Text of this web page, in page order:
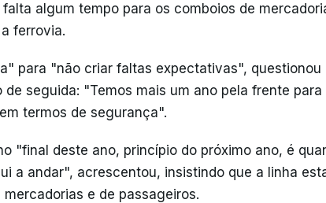
falta algum tempo para os comboios de
ferrovia.
para "não criar faltas expectativas", questionou
de seguida: "Temos mais um ano pela frente
termos de segurança".
"final deste ano, princípio do próximo ano, é
a andar", acrescentou, insistindo que a linha
mercadorias e de passageiros.